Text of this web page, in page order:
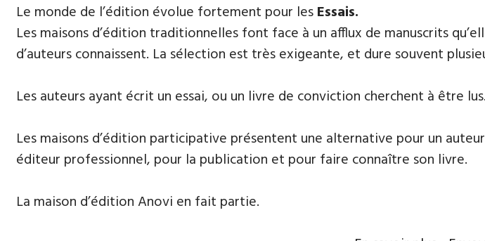
Le monde de l’édition évolue fortement ​pour les​Essais.
Les maisons d’édition traditionnelles font face à un afflux de manuscrits
d’auteurs connaissent. La sélection est très exigeante, et dure souvent
​Les auteurs ayant écrit un essai, ou un livre de conviction cherchent à être
Les maisons d’édition participative présentent une alternative pour un
éditeur professionnel, pour la publication et pour faire connaître son livre.
La maison d’édition Anovi en fait partie.